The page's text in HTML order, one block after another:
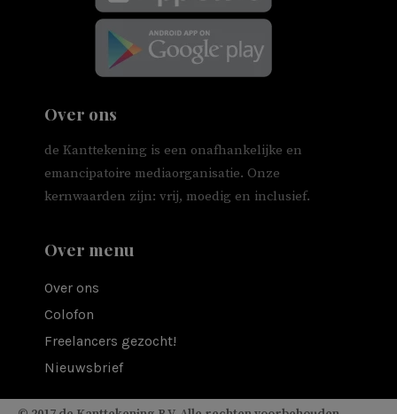
Over ons
de Kanttekening is een onafhankelijke en
emancipatoire mediaorganisatie. Onze
kernwaarden zijn: vrij, moedig en inclusief.
Over menu
Over ons
Colofon
Freelancers gezocht!
Nieuwsbrief